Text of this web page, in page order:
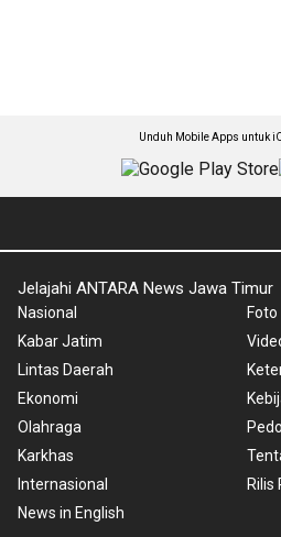
Unduh Mobile Apps untuk
Jelajahi ANTARA News Jawa Timur
Nasional
Kabar Jatim
Lintas Daerah
Ekonomi
Olahraga
Karkhas
Internasional
News in English
Foto
Rilis